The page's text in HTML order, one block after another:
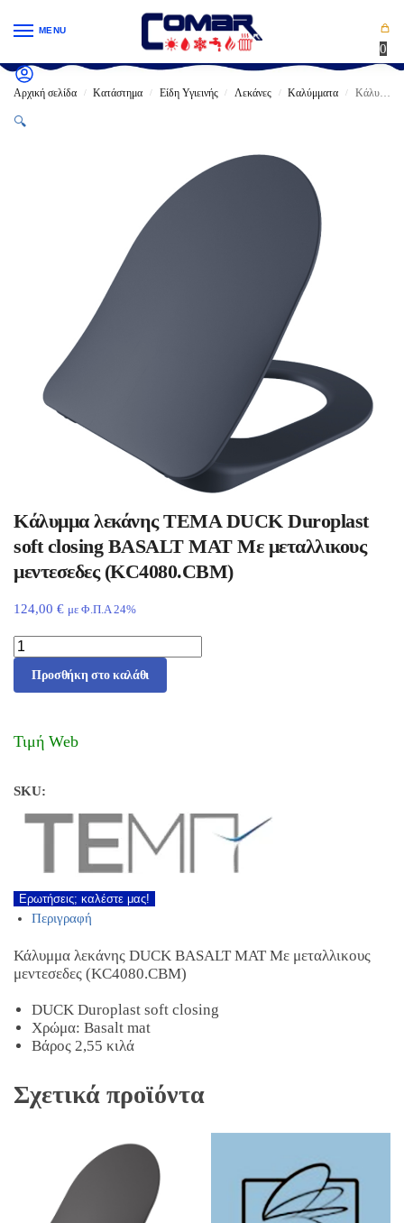
MENU
0
Αρχική σελίδα / Κατάστημα / Είδη Υγιεινής / Λεκάνες / Καλύμματα / Κάλυμμα λεκάνης ΤΕΜΑ DUCK Duroplast soft closing BASALT MAT Με μεταλλικους μεντεσεδες (KC4080.CBM)
🔍
Κάλυμμα λεκάνης ΤΕΜΑ DUCK Duroplast
soft closing BASALT MAT Με μεταλλικους
μεντεσεδες (KC4080.CBM)
124,00 € με Φ.Π.Α 24%
Προσθήκη στο καλάθι
Τιμή Web
SKU:
Ερωτήσεις; καλέστε μας!
Περιγραφή
Κάλυμμα λεκάνης DUCK BASALT MAT Με μεταλλικους
μεντεσεδες (KC4080.CBM)
DUCK Duroplast soft closing
Χρώμα: Basalt mat
Βάρος 2,55 κιλά
Σχετικά προϊόντα